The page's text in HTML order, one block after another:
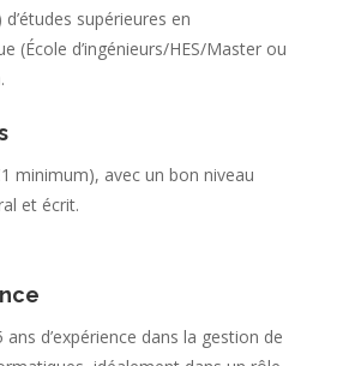
supérieures en
(École d’ingénieurs/HES/Master ou
minimum), avec un bon niveau
et écrit.
d’expérience dans la gestion de